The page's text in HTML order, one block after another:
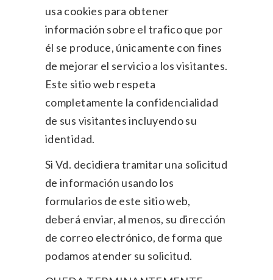
usa cookies para obtener
información sobre el trafico que por
él se produce, únicamente con fines
de mejorar el servicio a los visitantes.
Este sitio web respeta
completamente la confidencialidad
de sus visitantes incluyendo su
identidad.
Si Vd. decidiera tramitar una solicitud
de información usando los
formularios de este sitio web,
deberá enviar, al menos, su dirección
de correo electrónico, de forma que
podamos atender su solicitud.